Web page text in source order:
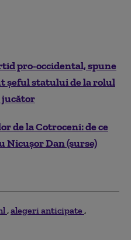
pro-occidental, spune
șeful statului de la rolul
jucător
de la Cotroceni: de ce
Nicușor Dan (surse)
alegeri anticipate